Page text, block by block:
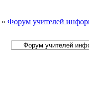
» Форум учителей